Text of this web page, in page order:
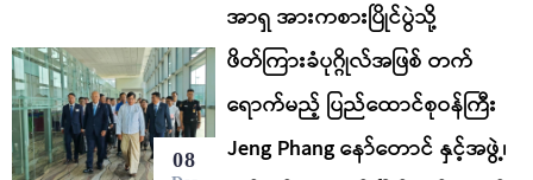
08
အာရှ အားကစားပြိုင်ပွဲသို့
ဖိတ်ကြားခံပုဂ္ဂိုလ်အဖြစ် တက်
ရောက်မည့် ပြည်ထောင်စုဝန်ကြီး
Jeng Phang နော်တောင် နှင့်အဖွဲ့၊